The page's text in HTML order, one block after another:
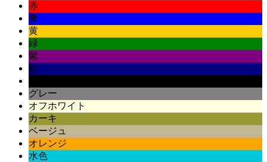
赤
青
黄
緑
紫
紺
グレー
オフホワイト
カーキ
ベージュ
オレンジ
水色